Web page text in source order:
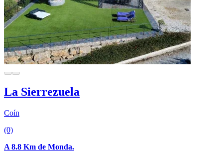
La Sierrezuela
Coín
(0)
A 8.8 Km de Monda.